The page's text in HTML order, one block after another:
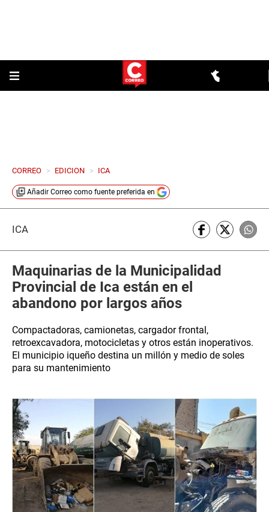
CORREO > EDICION > ICA
Añadir Correo como fuente preferida en
ICA
Maquinarias de la Municipalidad
Provincial de Ica están en el
abandono por largos años
Compactadoras, camionetas, cargador frontal,
retroexcavadora, motocicletas y otros están inoperativos.
El municipio iqueño destina un millón y medio de soles
para su mantenimiento